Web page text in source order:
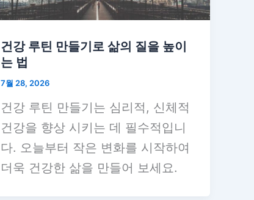
건강 루틴 만들기로 삶의 질을 높이
는 법
7월 28, 2026
건강 루틴 만들기는 심리적, 신체적
건강을 향상 시키는 데 필수적입니
다. 오늘부터 작은 변화를 시작하여
더욱 건강한 삶을 만들어 보세요.